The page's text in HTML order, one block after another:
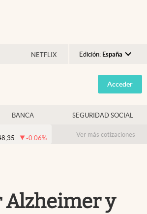
NETFLIX Edición: España
Argentina
España
USA
Colombia
Acceder
BANCA SEGURIDAD SOCIAL
-0.06% Ver más cotizaciones
Alzheimer y